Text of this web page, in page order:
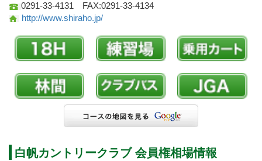
0291-33-4131 FAX:0291-33-4134
http://www.shiraho.jp/
白帆カントリークラブ 会員権相場情報